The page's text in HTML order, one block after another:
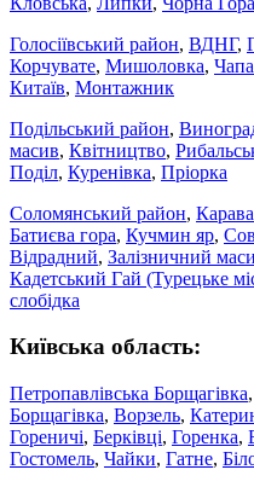
Голосіївський район, ВДНГ,
Корчувате, Мишоловка,
Китаїв, Монтажник
Подільський район,
масив, Квітництво,
Поділ, Куренівка, Пріорка
Соломянський район,
Батиєва гора, Кучмин яр,
Відрадний, Залізничний
Кадетський Гай (Турецьке
слобідка
Київська область:
Петропавлівська Борщагівка,
Борщагівка, Ворзель,
Гореничі, Берківці, Горенка,
Гостомель, Чайки, Гатне,